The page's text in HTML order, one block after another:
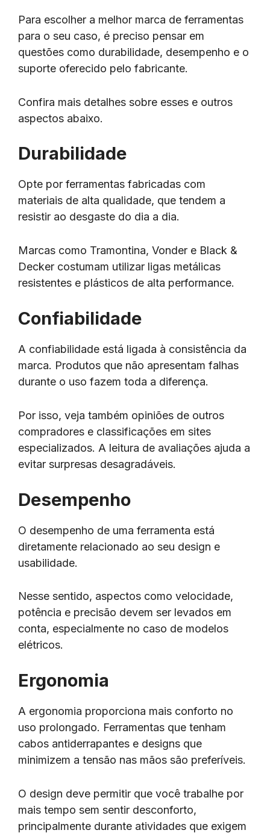
Para escolher a melhor marca de ferramentas
para o seu caso, é preciso pensar em
questões como durabilidade, desempenho e o
suporte oferecido pelo fabricante.
Confira mais detalhes sobre esses e outros
aspectos abaixo.
Durabilidade
Opte por ferramentas fabricadas com
materiais de alta qualidade, que tendem a
resistir ao desgaste do dia a dia.
Marcas como Tramontina, Vonder e Black &
Decker costumam utilizar ligas metálicas
resistentes e plásticos de alta performance.
Confiabilidade
A confiabilidade está ligada à consistência da
marca. Produtos que não apresentam falhas
durante o uso fazem toda a diferença.
Por isso, veja também opiniões de outros
compradores e classificações em sites
especializados. A leitura de avaliações ajuda a
evitar surpresas desagradáveis.
Desempenho
O desempenho de uma ferramenta está
diretamente relacionado ao seu design e
usabilidade.
Nesse sentido, aspectos como velocidade,
potência e precisão devem ser levados em
conta, especialmente no caso de modelos
elétricos.
Ergonomia
A ergonomia proporciona mais conforto no
uso prolongado. Ferramentas que tenham
cabos antiderrapantes e designs que
minimizem a tensão nas mãos são preferíveis.
O design deve permitir que você trabalhe por
mais tempo sem sentir desconforto,
principalmente durante atividades que exigem